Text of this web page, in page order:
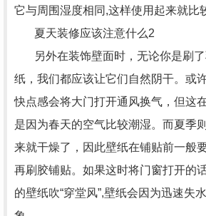
它与周围湿度相同,这样使用起来就比
夏天装修应该注意什么2
另外在装饰壁面时，无论你是刷
纸，我们都应该让它们自然阴干。或
快点感会将大门打开通风换气，但这
是因为春天的空气比较潮湿。而夏季
来就干燥了，因此壁纸在铺贴前一般
再刷胶铺贴。如果这时将门窗打开的
的壁纸吹“穿堂风”,壁纸会因为迅速失